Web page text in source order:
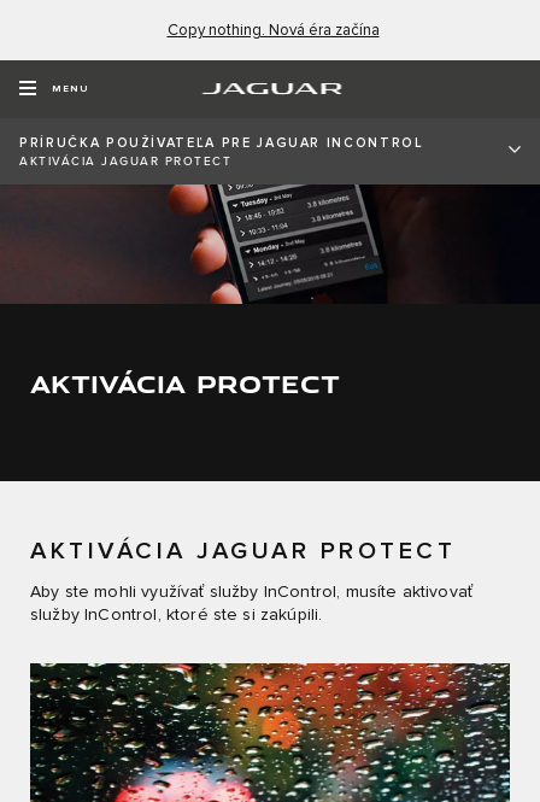
Copy nothing. Nová éra začína
MENU
PRÍRUČKA POUŽÍVATEĽA PRE JAGUAR INCONTROL
AKTIVÁCIA JAGUAR PROTECT
AKTIVÁCIA PROTECT
AKTIVÁCIA JAGUAR PROTECT
Aby ste mohli využívať služby InControl, musíte aktivovať
služby InControl, ktoré ste si zakúpili.